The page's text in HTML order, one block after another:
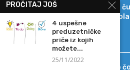
Tehnološko
kako je
22 tržišta
Od DIF-a do
PROČITAJ JOŠ
4 uspešne
preduzetničke
priče iz kojih
možete...
25/11/2022